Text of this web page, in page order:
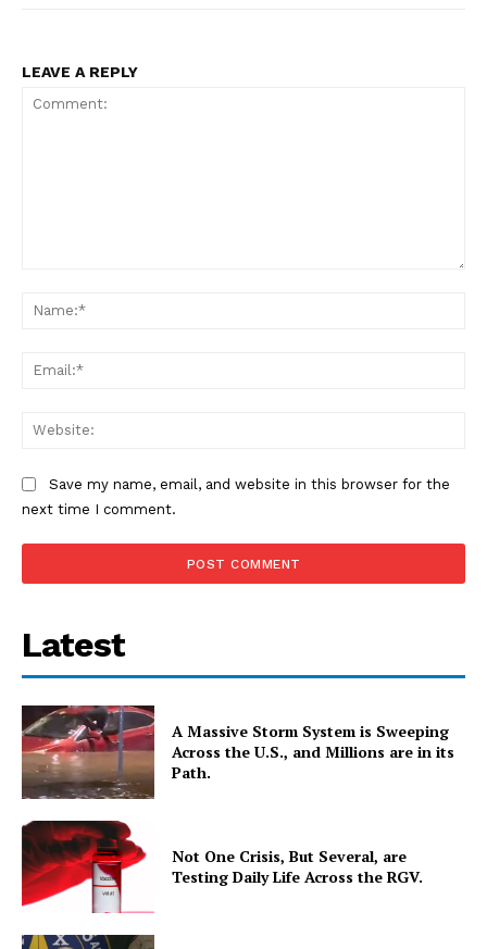
LEAVE A REPLY
Save my name, email, and website in this browser for the
next time I comment.
Latest
A Massive Storm System is Sweeping
Across the U.S., and Millions are in its
Path.
Not One Crisis, But Several, are
Testing Daily Life Across the RGV.